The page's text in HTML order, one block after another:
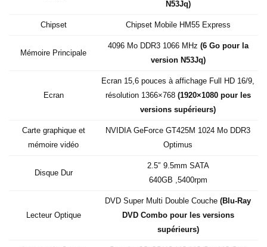
N53Jq)
Chipset Chipset Mobile HM55 Express
Mémoire Principale
4096 Mo DDR3 1066 MHz (6 Go pour la
version N53Jq)
Ecran
Ecran 15,6 pouces à affichage Full HD 16/9,
résolution 1366×768 (1920×1080 pour les
versions supérieurs)
Carte graphique et
mémoire vidéo
NVIDIA GeForce GT425M 1024 Mo DDR3
Optimus
Disque Dur
2.5″ 9.5mm SATA
640GB ,5400rpm
Lecteur Optique
DVD Super Multi Double Couche (Blu-Ray
DVD Combo pour les versions
supérieurs)